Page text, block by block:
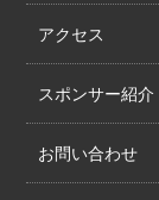
アクセス
スポンサー紹介
お問い合わせ